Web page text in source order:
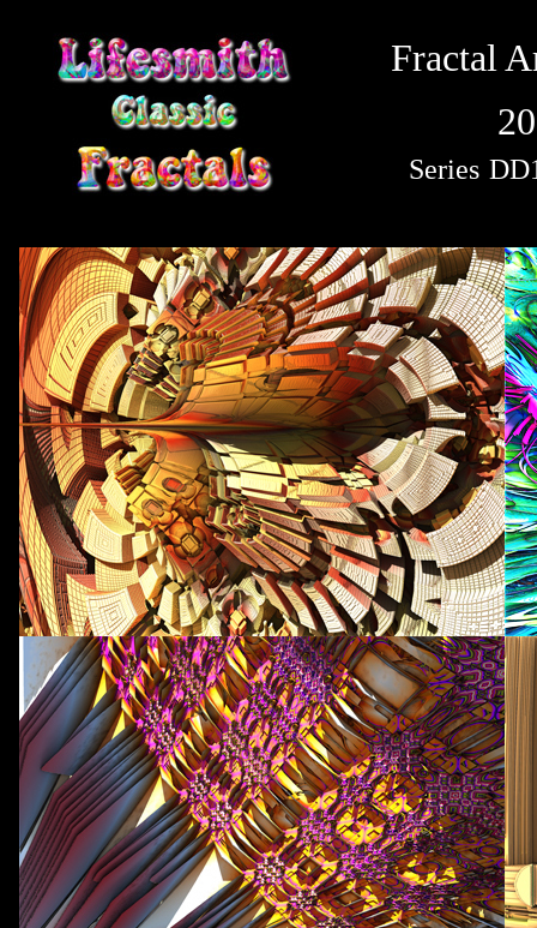
Fractal
Series